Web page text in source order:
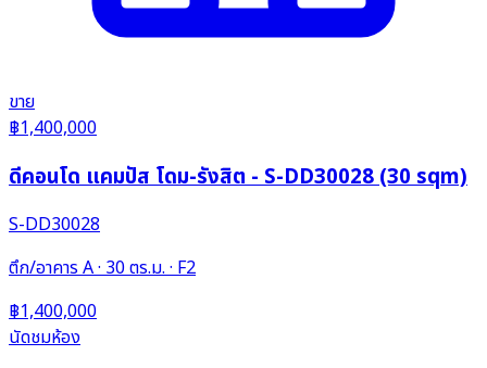
ขาย
฿1,400,000
ดีคอนโด แคมปัส โดม-รังสิต - S-DD30028 (30 sqm)
S-DD30028
ตึก/อาคาร A · 30 ตร.ม. · F2
฿1,400,000
นัดชมห้อง